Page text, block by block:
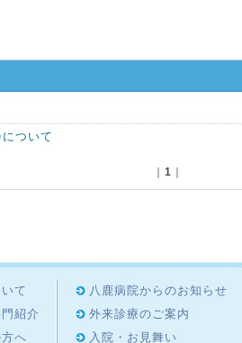
ついて
1
て
紹介
へ
八鹿病院からのお知らせ
外来診療のご案内
入院・お見舞い